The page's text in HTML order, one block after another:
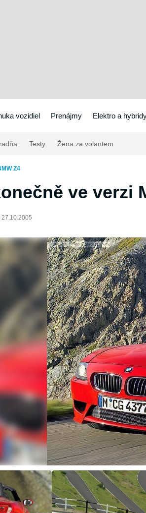
vozidiel Prenájmy Elektro a
Testy Žena za volantem
Z4
ve verzi
27.10.2005